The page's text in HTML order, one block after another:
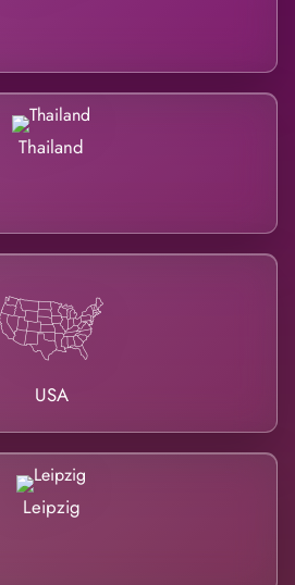
Thailand
USA
Leipzig